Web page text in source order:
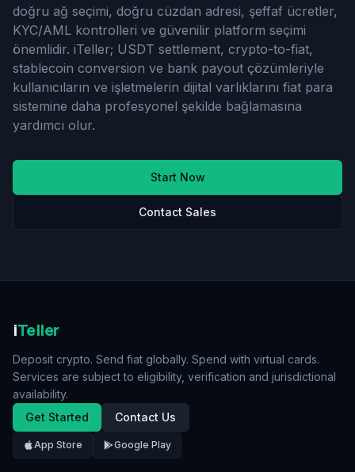
doğru ağ seçimi, doğru cüzdan adresi, şeffaf ücretler,
KYC/AML kontrolleri ve güvenilir platform seçimi
önemlidir. iTeller; USDT settlement, crypto-to-fiat,
stablecoin conversion ve bank payout çözümleriyle
kullanıcıların ve işletmelerin dijital varlıklarını fiat para
sistemine daha profesyonel şekilde bağlamasına
yardımcı olur.
Start Now
Contact Sales
iTeller
Deposit crypto. Send fiat globally. Spend with virtual cards.
Services are subject to eligibility, verification and jurisdictional
availability.
Get Started
Contact Us
App Store Google Play